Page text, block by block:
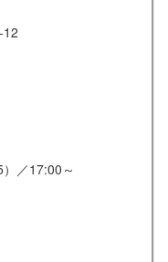
12
／17:00～